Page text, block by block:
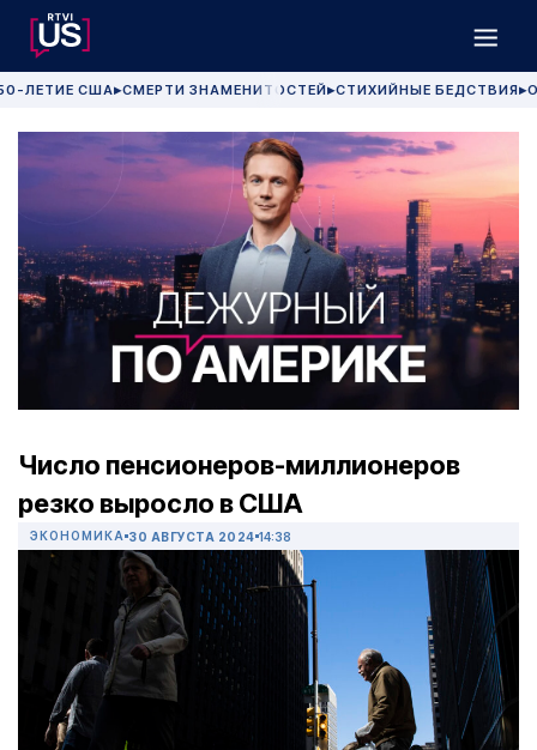
ЛЕТИЕ США▶СМЕРТИ ЗНАМЕНИТОСТЕЙ▶СТИХИЙНЫЕ БЕДСТВИЯ▶
Число пенсионеров-миллионеров
резко выросло в США
ЭКОНОМИКА 30 АВГУСТА 2024 14:38